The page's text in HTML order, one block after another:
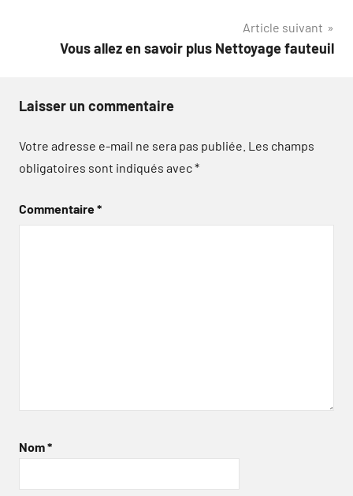
Article suivant
Vous allez en savoir plus Nettoyage fauteuil
Laisser un commentaire
Votre adresse e-mail ne sera pas publiée. Les champs
obligatoires sont indiqués avec*
Commentaire*
Nom*